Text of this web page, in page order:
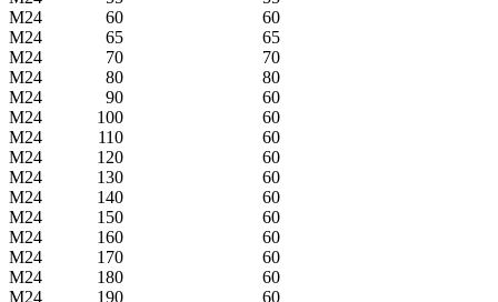
M24
60
60
M24
65
65
M24
70
70
M24
80
80
M24
90
60
M24
100
60
M24
110
60
M24
120
60
M24
130
60
M24
140
60
M24
150
60
M24
160
60
M24
170
60
M24
180
60
M24
190
60